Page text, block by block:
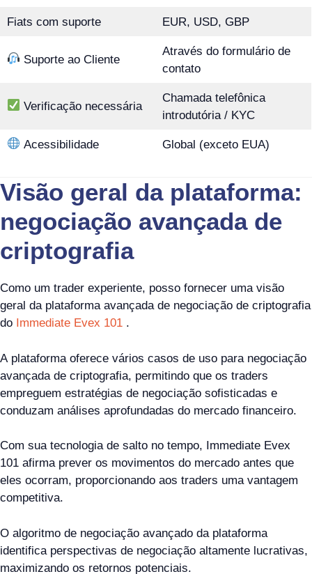
Fiats com suporte EUR, USD, GBP
Suporte ao Cliente
Através do formulário de
contato
Verificação necessária
Chamada telefônica
introdutória / KYC
Acessibilidade Global (exceto EUA)
Visão geral da plataforma:
negociação avançada de
criptografia
Como um trader experiente, posso fornecer uma visão
geral da plataforma avançada de negociação de criptografia
do Immediate Evex 101 .
A plataforma oferece vários casos de uso para negociação
avançada de criptografia, permitindo que os traders
empreguem estratégias de negociação sofisticadas e
conduzam análises aprofundadas do mercado financeiro.
Com sua tecnologia de salto no tempo, Immediate Evex
101 afirma prever os movimentos do mercado antes que
eles ocorram, proporcionando aos traders uma vantagem
competitiva.
O algoritmo de negociação avançado da plataforma
identifica perspectivas de negociação altamente lucrativas,
maximizando os retornos potenciais.